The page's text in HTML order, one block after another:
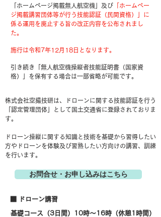
「ホームページ掲載無人航空機」及び 「ホームペー
ジ掲載講習団体等が行う技能認証（民間資格）」に
係る運用を廃止する旨の改正内容を公布されまし
た。
施行は令和7年12月18日となります。
引き続き「無人航空機操縦者技能証明書（国家資
格）」を保有する場合は一部省略が可能です。
株式会社空撮技研は、ドローンに関する技能認証を行う
「認定管理団体」として国土交通省に登録されておりま
す。
ドローン操縦に関する知識と技術を基礎から習得したい
方やドローンを体験及び習熟したい方向けの講習、訓練
を行います。
お問合せ・お申し込みはこちら
​■ ドローン講習
基礎コース（3日間）10時～16時（休憩1時間）